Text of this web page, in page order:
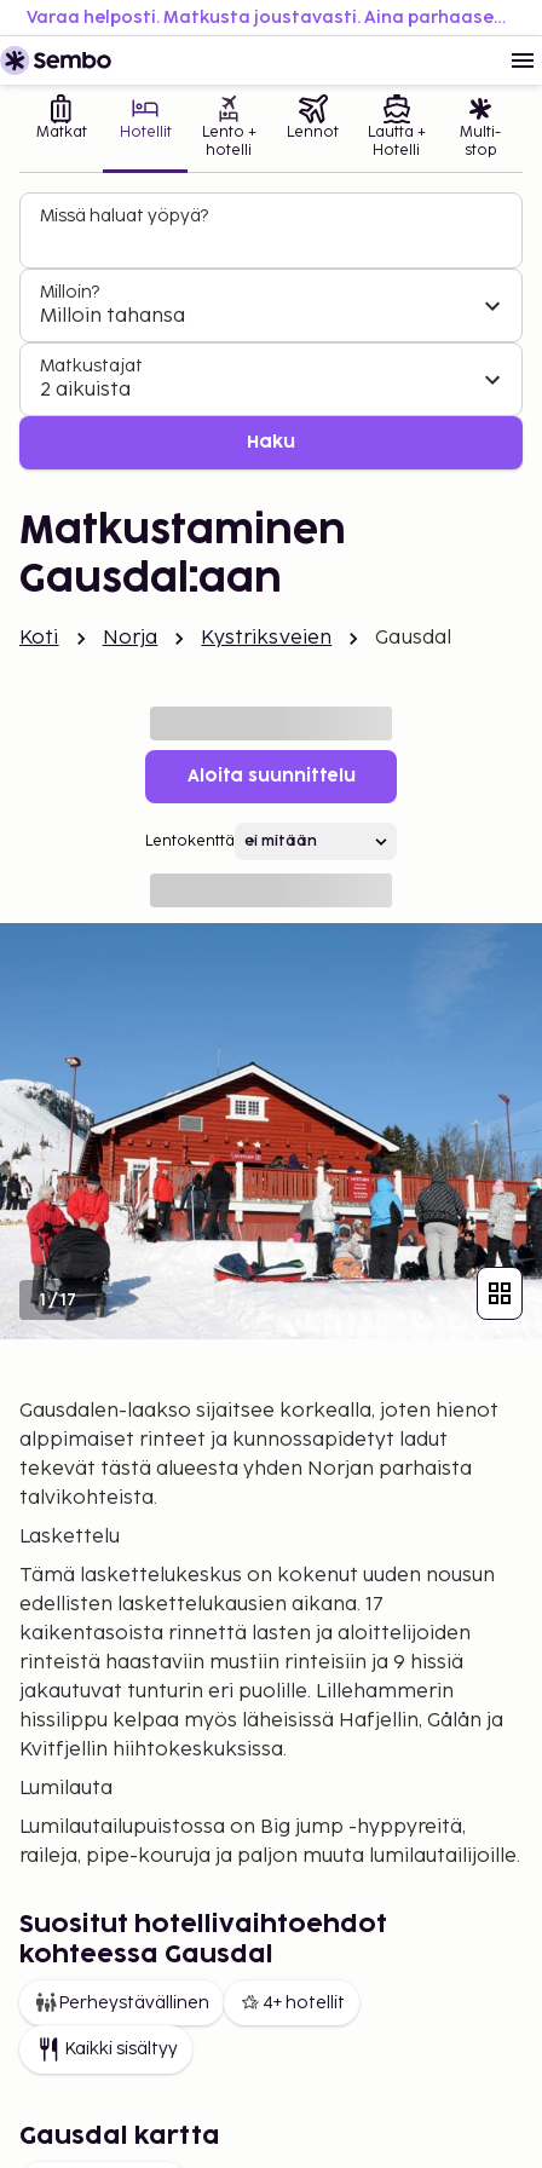
Varaa helposti. Matkusta joustavasti. Aina parhaaseen hintaan.
Matkat Hotellit
Lento +
hotelli
Lennot
Lautta +
Hotelli
Multi-
stop
Missä haluat yöpyä?
Milloin?
Milloin tahansa
Matkustajat
2 aikuista
Haku
Matkustaminen
Gausdal:aan
Koti Norja Kystriksveien Gausdal
Aloita suunnittelu
Lentokenttä
1/17
Gausdalen-laakso sijaitsee korkealla, joten hienot
alppimaiset rinteet ja kunnossapidetyt ladut
tekevät tästä alueesta yhden Norjan parhaista
talvikohteista.
Laskettelu
Tämä laskettelukeskus on kokenut uuden nousun
edellisten laskettelukausien aikana. 17
kaikentasoista rinnettä lasten ja aloittelijoiden
rinteistä haastaviin mustiin rinteisiin ja 9 hissiä
jakautuvat tunturin eri puolille. Lillehammerin
hissilippu kelpaa myös läheisissä Hafjellin, Gålån ja
Kvitfjellin hiihtokeskuksissa.
Lumilauta
Lumilautailupuistossa on Big jump -hyppyreitä,
raileja, pipe-kouruja ja paljon muuta lumilautailijoille.
mahdollisuudet. Kysy lisää hiihtokoulusta.
Murtomaahiihto
Skeikampenissa on noin 200 km hoidettuja latuja
vaihtelevassa maastossa. Koko alueella on
mahtavat 600 latukilometriä, joille pääsee
Skeikampenista.
Suositut hotellivaihtoehdot
kohteessa Gausdal
Perheystävällinen 4+ hotellit
Kaikki sisältyy
Gausdal kartta